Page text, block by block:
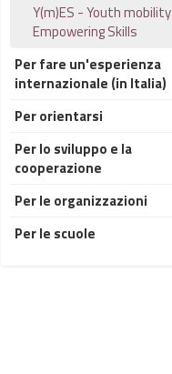
Y(m)ES - Youth mobility
Empowering Skills
Per fare un'esperienza
internazionale (in Italia)
Per orientarsi
Per lo sviluppo e la
cooperazione
Per le organizzazioni
Per le scuole